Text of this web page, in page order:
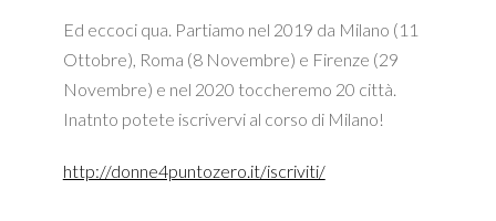
Ed eccoci qua. Partiamo nel 2019 da Milano (11
Ottobre), Roma (8 Novembre) e Firenze (29
Novembre) e nel 2020 toccheremo 20 città.
Inatnto potete iscrivervi al corso di Milano!
http://donne4puntozero.it/iscriviti/